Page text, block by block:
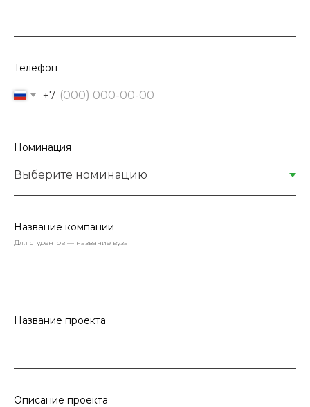
Телефон
+7
Номинация
Название компании
Для студентов — название вуза
Название проекта
Описание проекта